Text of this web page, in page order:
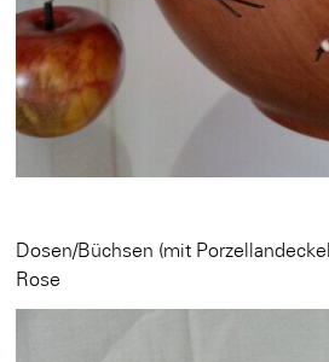
Dosen/Büchsen (mit
Rose